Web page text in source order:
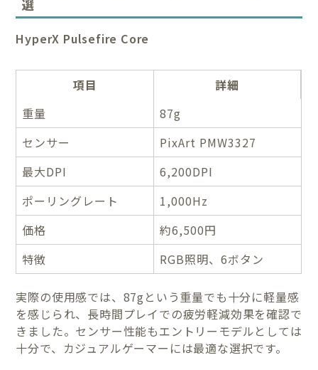
選
HyperX Pulsefire Core
項目
詳細
重量
87g
センサー
PixArt PMW3327
最大DPI
6,200DPI
ポーリングレート
1,000Hz
価格
約6,500円
特徴
RGB照明、6ボタン
実際の使用感では、87gという重量でも十分に軽量感
を感じられ、長時間プレイでの疲労軽減効果を確認で
きました。センサー性能もエントリーモデルとしては
十分で、カジュアルゲーマーには最適な選択です。